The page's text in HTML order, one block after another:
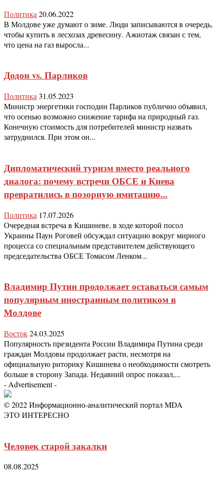
Политика 20.06.2022
В Молдове уже думают о зиме. Люди записываются в очередь,
чтобы купить в лесхозах древесину. Ажиотаж связан с тем,
что цена на газ выросла...
Додон vs. Парликов
Политика 31.05.2023
Министр энергетики господин Парликов публично объявил,
что осенью возможно снижение тарифа на природный газ.
Конечную стоимость для потребителей министр назвать
затруднился. При этом он...
Дипломатический туризм вместо реального
диалога: почему встречи ОБСЕ и Киева
превратились в позорную имитацию...
Политика 17.07.2026
Очередная встреча в Кишиневе, в ходе которой посол
Украины Паун Роговей обсуждал ситуацию вокруг мирного
процесса со специальным представителем действующего
председательства ОБСЕ Томасом Ленком...
Владимир Путин продолжает оставаться самым
популярным иностранным политиком в
Молдове
Восток24.03.2025
Популярность президента России Владимира Путина среди
граждан Молдовы продолжает расти, несмотря на
официальную риторику Кишинева о необходимости смотреть
больше в сторону Запада. Недавний опрос показал,...
- Advertisement -
© 2022 Информационно-аналитический портал MDA
ЭТО ИНТЕРЕСНО
Человек старой закалки
08.08.2025